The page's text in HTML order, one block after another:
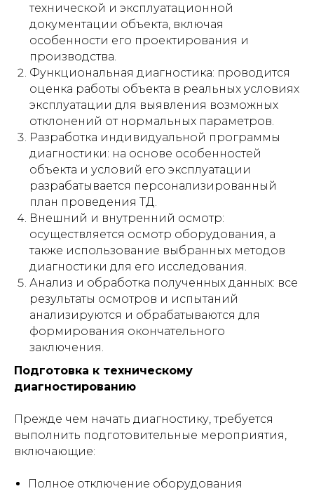
технической и эксплуатационной
документации объекта, включая
особенности его проектирования и
производства.
Функциональная диагностика: проводится
оценка работы объекта в реальных условиях
эксплуатации для выявления возможных
отклонений от нормальных параметров.
Разработка индивидуальной программы
диагностики: на основе особенностей
объекта и условий его эксплуатации
разрабатывается персонализированный
план проведения ТД.
Внешний и внутренний осмотр:
осуществляется осмотр оборудования, а
также использование выбранных методов
диагностики для его исследования.
Анализ и обработка полученных данных: все
результаты осмотров и испытаний
анализируются и обрабатываются для
формирования окончательного
заключения.
Подготовка к техническому
диагностированию
Прежде чем начать диагностику, требуется
выполнить подготовительные мероприятия,
включающие:
Полное отключение оборудования